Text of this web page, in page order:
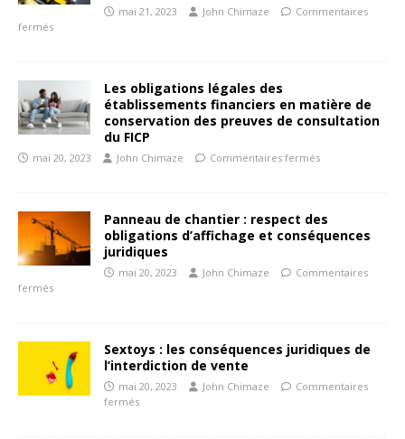
mai 21, 2023 John Chimaze
Commentaires
fermés
Les obligations légales des
établissements financiers en matière de
conservation des preuves de consultation
du FICP
mai 20, 2023 John Chimaze Commentaires fermés
Panneau de chantier : respect des
obligations d’affichage et conséquences
juridiques
mai 20, 2023 John Chimaze
Commentaires
fermés
Sextoys : les conséquences juridiques de
l’interdiction de vente
mai 20, 2023 John Chimaze
Commentaires
fermés